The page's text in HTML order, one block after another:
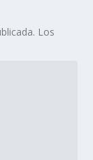
Los